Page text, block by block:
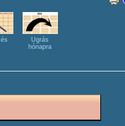
Ugrás
hónapra